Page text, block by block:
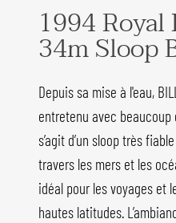
1994
34m Sloop
Depuis sa mise à l'eau,
entretenu avec beaucoup
s’agit d’un sloop très
travers les mers et les
idéal pour les voyages et
hautes latitudes.